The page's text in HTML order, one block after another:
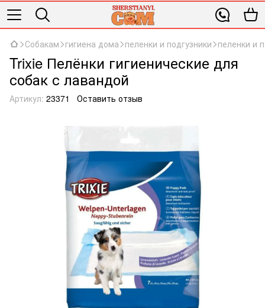
Собакам гигиена дома пеленки и подгузники пеленки и
Trixie Пелёнки гигиенические для
собак с лавандой
Артикул: 23371 Оставить отзыв